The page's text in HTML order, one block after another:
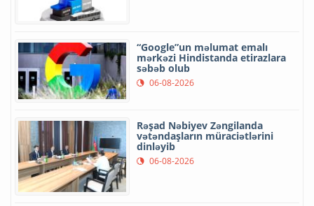
“Google”un məlumat emalı
mərkəzi Hindistanda etirazlara
səbəb olub
06-08-2026
Rəşad Nəbiyev Zəngilanda
vətəndaşların müraciətlərini
dinləyib
06-08-2026